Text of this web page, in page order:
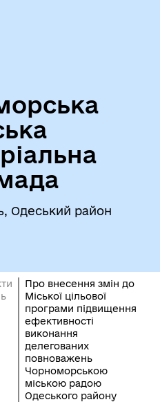
Одеський район
Про внесення змін до
Міської цільової
програми підвищення
ефективності
виконання
делегованих
повноважень
Чорноморською
міською радою
Одеського району